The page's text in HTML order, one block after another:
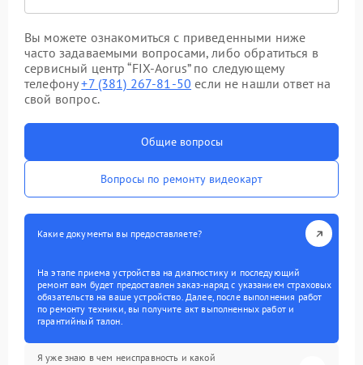
Вы можете ознакомиться с приведенными ниже
часто задаваемыми вопросами, либо обратиться в
сервисный центр “FIX-Aorus” по следующему
телефону+7 (381) 267-81-50 если не нашли ответ на
свой вопрос.
Общие вопросы
Вопросы по ремонту видеокарт
Какие документы вы предоставляете?
На этапе приема устройства на диагностику и последующий
ремонт вам будет предоставлен заказ-наряд с указанием страховых
обязательств на ваше устройство. Далее, после выполнения работ
по ремонту техники, вы получите акт выполненных работ и
гарантийный талон.
Я уже знаю в чем неисправность и какой